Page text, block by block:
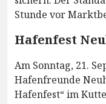
Stunde vor
Hafenfest
Am Sonntag, 21.
Hafenfreunde
Hafenfest“ im